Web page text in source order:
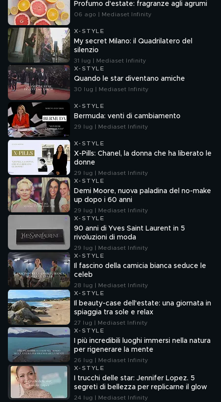
Profumo d'estate: fragranze agli agrumi
06 ago | Mediaset Infinity
X-STYLE
My secret Milano: il Quadrilatero del
silenzio
31 lug | Mediaset Infinity
X-STYLE
Quando le star diventano amiche
30 lug | Mediaset Infinity
X-STYLE
Bermuda: venti di cambiamento
29 lug | Mediaset Infinity
X-STYLE
X-Pills: Chanel, la donna che ha liberato le
donne
29 lug | Mediaset Infinity
X-STYLE
Demi Moore, nuova paladina del no-make
up dopo i 60 anni
29 lug | Mediaset Infinity
X-STYLE
90 anni di Yves Saint Laurent in 5
rivoluzioni di moda
29 lug | Mediaset Infinity
X-STYLE
Il fascino della camicia bianca seduce le
celeb
28 lug | Mediaset Infinity
X-STYLE
Il beauty-case dell'estate: una giornata in
spiaggia tra sole e relax
27 lug | Mediaset Infinity
X-STYLE
I più incredibili luoghi immersi nella natura
per rigenerare la mente
26 lug | Mediaset Infinity
X-STYLE
I trucchi delle star: Jennifer Lopez. 5
segreti di bellezza per replicarne il glow
24 lug | Mediaset Infinity